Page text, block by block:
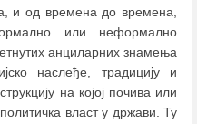
и од времена до времена,
или неформално
анциларних знамења
наслеђе, традицију и
на којој почива или
власт у држави. Ту